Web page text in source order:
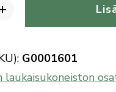
+
G0001601
laukaisukoneiston